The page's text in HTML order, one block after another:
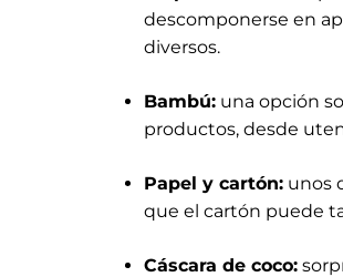
descomponerse en
diversos.
Bambú: una opción
productos, desde
Papel y cartón: unos
que el cartón puede
Cáscara de coco: